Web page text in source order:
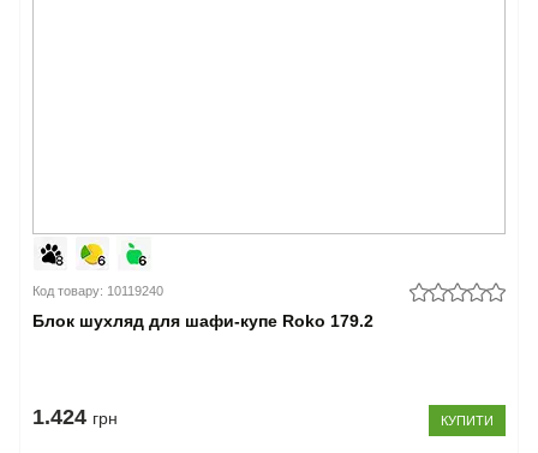
Код товару: 10119240
Блок шухляд для шафи-купе Roko 179.2
1.424 грн КУПИТИ